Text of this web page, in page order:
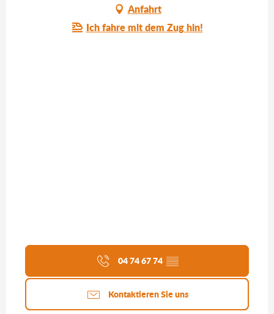
Anfahrt
Ich fahre mit dem Zug hin!
04 74 67 74 ▒▒
Kontaktieren Sie uns